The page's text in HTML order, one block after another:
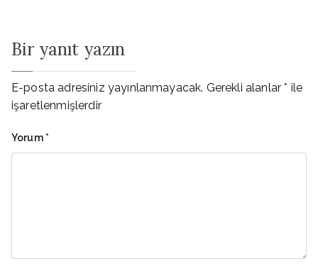
Bir yanıt yazın
E-posta adresiniz yayınlanmayacak. Gerekli alanlar* ile
işaretlenmişlerdir
Yorum *